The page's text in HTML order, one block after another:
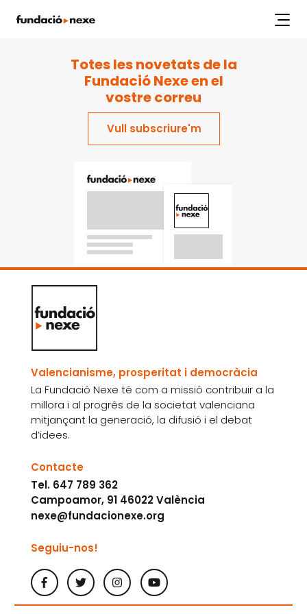
Labs Projectes Publicacions
index.php
Totes les novetats de la
Fundació Nexe en el
vostre correu
Vull subscriure'm
Valencianisme, prosperitat i democràcia
La Fundació Nexe té com a missió contribuir a la
millora i al progrés de la societat valenciana
mitjançant la generació, la difusió i el debat
d’idees.
Contacte
Tel. 647 789 362
Campoamor, 91 46022 València
nexe@fundacionexe.org
Seguiu-nos!